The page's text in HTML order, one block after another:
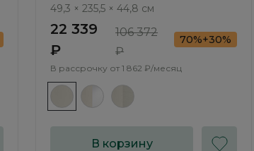
Elegante LE5466.1
49,3 × 235,5 × 44,8 см
22 339
₽
106 372
₽
70%+30%
В рассрочку от 1 862 ₽/месяц
В корзину